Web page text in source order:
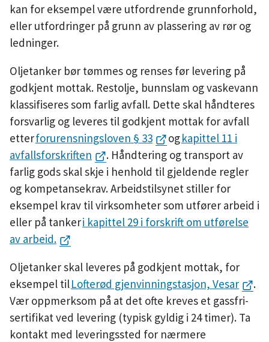
kan for eksempel være utfordrende grunnforhold,
eller utfordringer på grunn av plassering av rør og
ledninger.
Oljetanker bør tømmes og renses før levering på
godkjent mottak. Restolje, bunnslam og vaskevann
klassifiseres som farlig avfall. Dette skal håndteres
forsvarlig og leveres til godkjent mottak for avfall
etterforurensningsloven § 33 ogkapittel 11 i
avfallsforskriften
. Håndtering og transport av
farlig gods skal skje i henhold til gjeldende regler
og kompetansekrav. Arbeidstilsynet stiller for
eksempel krav til virksomheter som utfører arbeid i
eller på tankeri kapittel 29 i forskrift om utførelse
av arbeid.
Oljetanker skal leveres på godkjent mottak, for
eksempel tilLofterød gjenvinningstasjon, Vesar
.
Vær oppmerksom på at det ofte kreves et gassfri-
sertifikat ved levering (typisk gyldig i 24 timer). Ta
kontakt med leveringssted for nærmere